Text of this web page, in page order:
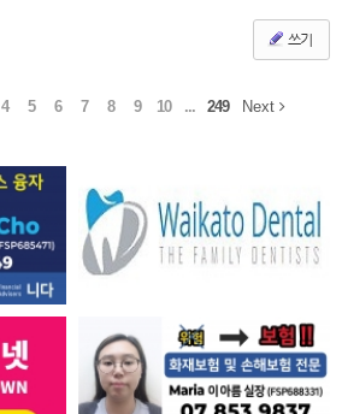
쓰기
4 5 6 7 8 9 10 ... 249 Next